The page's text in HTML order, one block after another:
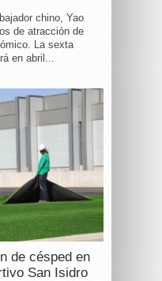
chino, Yao
de atracción de
La sexta
en abril...
de césped en
San Isidro